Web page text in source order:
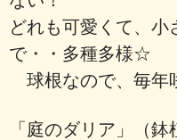
どれも可愛くて、小
で・・多種多様☆
球根なので、毎年
「庭のダリア」（